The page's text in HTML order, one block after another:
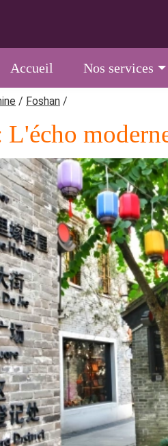
Accueil Nos services
/ Foshan /